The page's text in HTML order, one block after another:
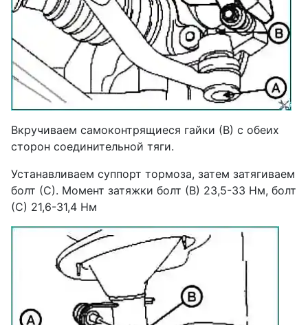
Вкручиваем самоконтрящиеся гайки (В) с обеих
сторон соединительной тяги.
Устанавливаем суппорт тормоза, затем затягиваем
болт (С). Момент затяжки болт (В) 23,5-33 Нм, болт
(С) 21,6-31,4 Нм